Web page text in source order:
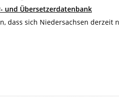
und Übersetzerdatenbank
dass sich Niedersachsen